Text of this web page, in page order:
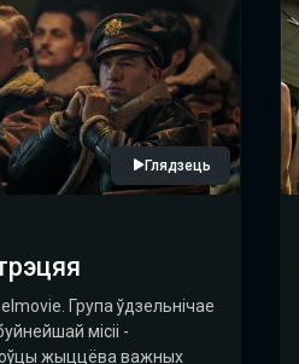
Глядзець
Група ўдзельнічае
місіі -
жыццёва важных